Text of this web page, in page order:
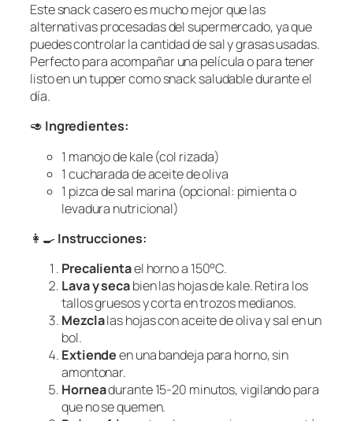
Este snack casero es mucho mejor que las
alternativas procesadas del supermercado, ya que
puedes controlar la cantidad de sal y grasas usadas.
Perfecto para acompañar una película o para tener
listo en un tupper como snack saludable durante el
día.
🥑 Ingredientes:
1 manojo de kale (col rizada)
1 cucharada de aceite de oliva
1 pizca de sal marina (opcional: pimienta o
levadura nutricional)
👩‍🍳Instrucciones:
Precalientael horno a 150°C.
Lava y secabien las hojas de kale. Retira los
tallos gruesos y corta en trozos medianos.
Mezclalas hojas con aceite de oliva y sal en un
bol.
Extiendeen una bandeja para horno, sin
amontonar.
Horneadurante 15-20 minutos, vigilando para
que no se quemen.